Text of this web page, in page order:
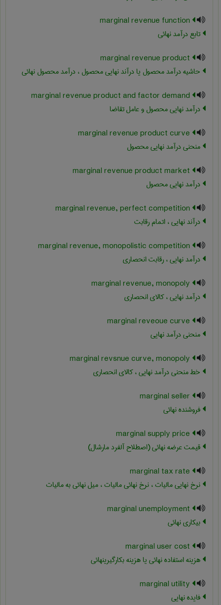
تابع درآمد نهائی
حاشیه درآمد محصول یا درآند نهایی محصول ، درآمد محصول نهائی
درآمد نهایی محصول و عامل تقاضا
منحنی درآمد نهایی محصول
درآمد نهایی محصول
درآند نهایی ، اتمام رقابت
درآمد نهایی ، رقابت انحصاری
درآمد نهایی ، کالای انحصاری
منحنی درآمد نهایی
خط منحنی درآمد نهایی ، کالای انحصاری
فروشنده نهائی
قیمت عرضه نهائی (اصطلاح آلفرد مارشال)
نرخ نهایی مالیات ، نرخ نهائی مالیات ، میل نهائی به مالیات
بیکاری نهائی
هزینه استفاده نهائی یا هزینه بکارگیرینهائی
فایده نهایی